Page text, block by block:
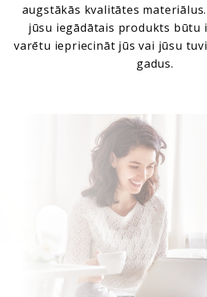
augstākās kvalitātes
jūsu iegādātais produkts būtu
varētu iepriecināt jūs vai jūsu
gadus.